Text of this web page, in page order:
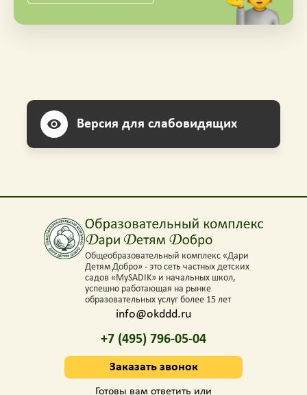
Версия для слабовидящих
Общеобразовательный комплекс «Дари
Детям Добро» - это сеть частных детских
садов «MySADIK» и начальных школ,
успешно работающая на рынке
образовательных услуг более 15 лет
info@okddd.ru
+7 (495) 796-05-04
Заказать звонок
Готовы вам ответить или